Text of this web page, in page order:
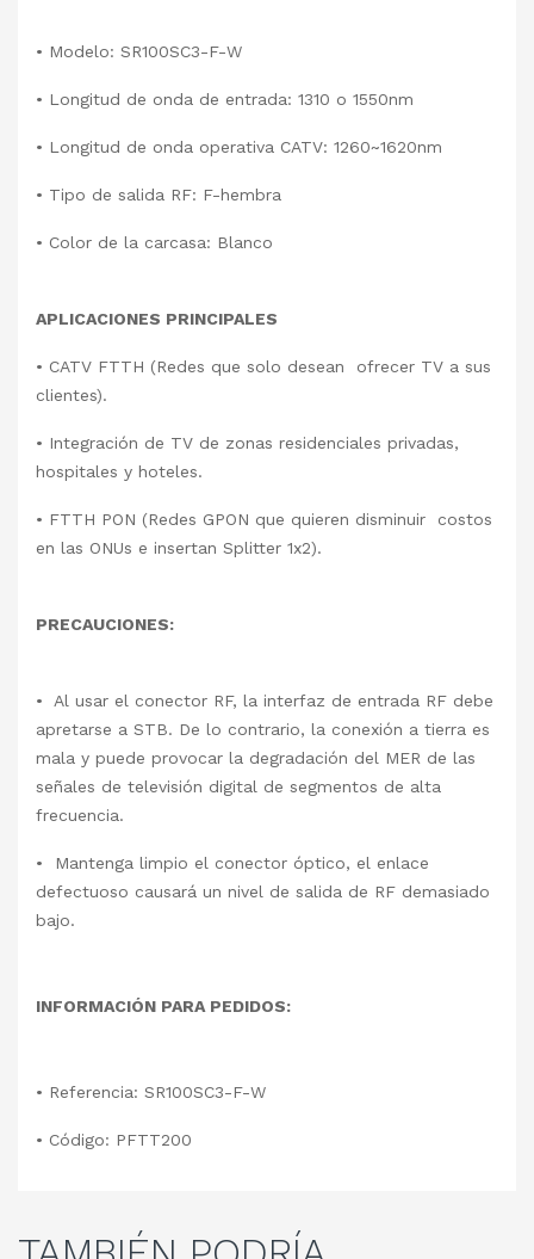
• Modelo: SR100SC3-F-W
• Longitud de onda de entrada: 1310 o 1550nm
• Longitud de onda operativa CATV: 1260~1620nm
• Tipo de salida RF: F-hembra
• Color de la carcasa: Blanco
APLICACIONES PRINCIPALES
• CATV FTTH (Redes que solo desean ofrecer TV a sus
clientes).
• Integración de TV de zonas residenciales privadas,
hospitales y hoteles.
• FTTH PON (Redes GPON que quieren disminuir costos
en las ONUs e insertan Splitter 1x2).
PRECAUCIONES:
• Al usar el conector RF, la interfaz de entrada RF debe
apretarse a STB. De lo contrario, la conexión a tierra es
mala y puede provocar la degradación del MER de las
señales de televisión digital de segmentos de alta
frecuencia.
• Mantenga limpio el conector óptico, el enlace
defectuoso causará un nivel de salida de RF demasiado
bajo.
INFORMACIÓN PARA PEDIDOS:
• Referencia: SR100SC3-F-W
• Código: PFTT200